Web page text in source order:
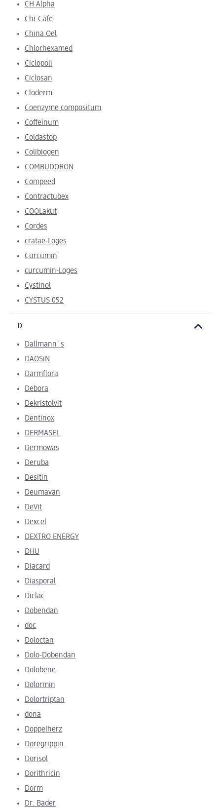
CH Alpha
Chi-Cafe
China Oel
Chlorhexamed
Ciclopoli
Ciclosan
Cloderm
Coenzyme compositum
Coffeinum
Coldastop
Colibiogen
COMBUDORON
Compeed
Contractubex
COOLakut
Cordes
cratae-Loges
Curcumin
curcumin-Loges
Cystinol
CYSTUS 052
D
Dallmann´s
DAOSiN
Darmflora
Debora
Dekristolvit
Dentinox
DERMASEL
Dermowas
Deruba
Desitin
Deumavan
DeVit
Dexcel
DEXTRO ENERGY
DHU
Diacard
Diasporal
Diclac
Dobendan
doc
Doloctan
Dolo-Dobendan
Dolobene
Dolormin
Dolortriptan
dona
Doppelherz
Doregrippin
Dorisol
Dorithricin
Dorm
Dr. Bader